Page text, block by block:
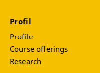
Profil
Profile
Course offerings
Research